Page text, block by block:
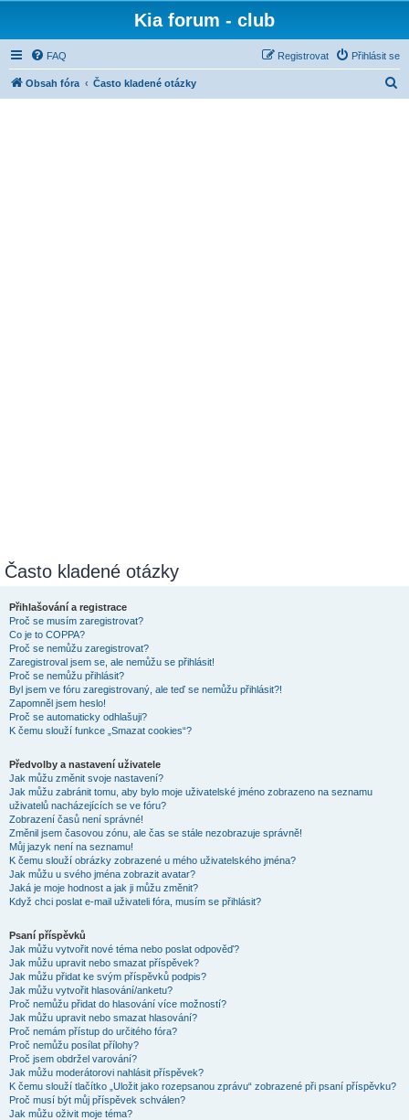
Kia forum - club
FAQ Přihlásit se
Registrovat
Obsah fóra Často kladené otázky
Často kladené otázky
Přihlašování a registrace
Proč se musím zaregistrovat?
Co je to COPPA?
Proč se nemůžu zaregistrovat?
Zaregistroval jsem se, ale nemůžu se přihlásit!
Proč se nemůžu přihlásit?
Byl jsem ve fóru zaregistrovaný, ale teď se nemůžu přihlásit?!
Zapomněl jsem heslo!
Proč se automaticky odhlašuji?
K čemu slouží funkce „Smazat cookies“?
Předvolby a nastavení uživatele
Jak můžu změnit svoje nastavení?
Jak můžu zabránit tomu, aby bylo moje uživatelské jméno zobrazeno na seznamu
uživatelů nacházejících se ve fóru?
Zobrazení časů není správné!
Změnil jsem časovou zónu, ale čas se stále nezobrazuje správně!
Můj jazyk není na seznamu!
K čemu slouží obrázky zobrazené u mého uživatelského jména?
Jak můžu u svého jména zobrazit avatar?
Jaká je moje hodnost a jak ji můžu změnit?
Když chci poslat e-mail uživateli fóra, musím se přihlásit?
Psaní příspěvků
Jak můžu vytvořit nové téma nebo poslat odpověď?
Jak můžu upravit nebo smazat příspěvek?
Jak můžu přidat ke svým příspěvků podpis?
Jak můžu vytvořit hlasování/anketu?
Proč nemůžu přidat do hlasování více možností?
Jak můžu upravit nebo smazat hlasování?
Proč nemám přístup do určitého fóra?
Proč nemůžu posílat přílohy?
Proč jsem obdržel varování?
Jak můžu moderátorovi nahlásit příspěvek?
K čemu slouží tlačítko „Uložit jako rozepsanou zprávu“ zobrazené při psaní příspěvku?
Proč musí být můj příspěvek schválen?
Jak můžu oživit moje téma?